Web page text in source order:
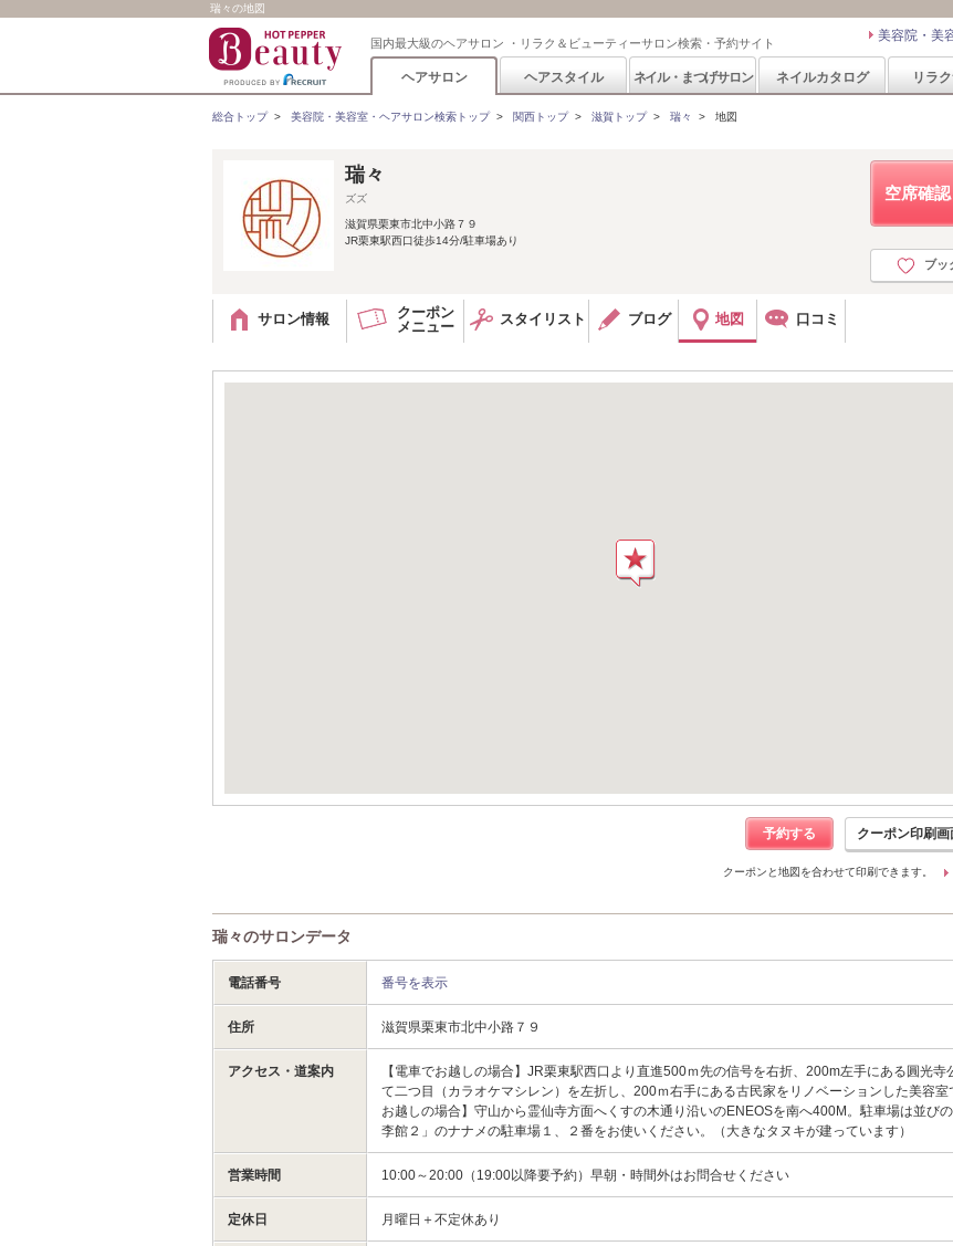
瑞々の地図
国内最大級のヘアサロン ・リラク＆ビューティーサロン検索・予約サイト 美容院・美
ヘアサロン ヘアスタイル ネイル・まつげサロン ネイルカタログ リラ
総合トップ> 美容院・美容室・ヘアサロン検索トップ> 関西トップ> 滋賀トップ> 瑞々 > 地図
空席確
ブッ
瑞々
ズズ
滋賀県栗東市北中小路７９
JR栗東駅西口徒歩14分/駐車場あり
サロン情報
クーポン
メニュー
スタイリスト ブログ 地図 口コミ
予約する クーポン印刷
クーポンと地図を合わせて印刷できます。
瑞々のサロンデータ
電話番号 番号を表示
住所 滋賀県栗東市北中小路７９
アクセス・道案内
【電車でお越しの場合】JR栗東駅西口より直進500ｍ先の信号を右折、200m左手にある圓光寺
て二つ目（カラオケマシレン）を左折し、200ｍ右手にある古民家をリノベーションした美容室
お越しの場合】守山から霊仙寺方面へくすの木通り沿いのENEOSを南へ400M。駐車場は並び
李館２」のナナメの駐車場１、２番をお使いください。（大きなタヌキが建っています）
営業時間 10:00～20:00（19:00以降要予約）早朝・時間外はお問合せください
定休日 月曜日＋不定休あり